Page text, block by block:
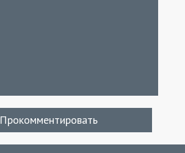
Прокомментировать